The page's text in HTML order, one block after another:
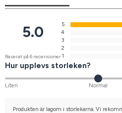
5.0
Baserat på 6 recensioner
5
4
3
2
1
Hur upplevs storleken?
Liten Normal
Produkten är lagom i storlekarna. Vi